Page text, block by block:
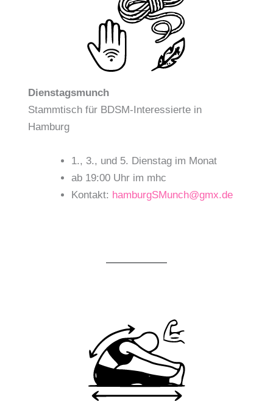
Dienstagsmunch
Stammtisch für BDSM-Interessierte in
Hamburg
1., 3., und 5. Dienstag im Monat
ab 19:00 Uhr im mhc
Kontakt: hamburgSMunch@gmx.de